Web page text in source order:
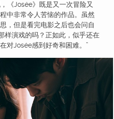
《Josée》既是又一次冒险又
中非常令人苦恼的作品。虽然
，但是看完电影之后也会问自
样演戏的吗？正如此，似乎还在
对Josée感到好奇和困难。”